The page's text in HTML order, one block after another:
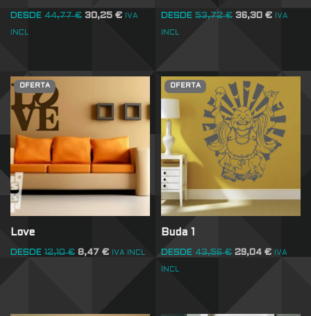
DESDE 44,77€ 30,25 € IVA
INCL
DESDE 53,72€ 36,30€ IVA
INCL
OFERTA
Love
DESDE 12,10€ 8,47 € IVA INCL
OFERTA
Buda 1
DESDE 43,56€ 29,04€ IVA
INCL